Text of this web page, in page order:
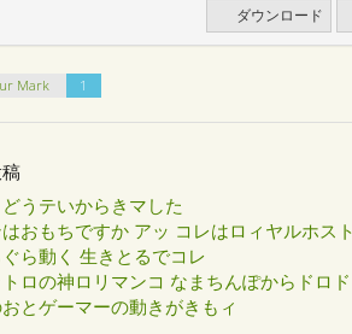
ダウンロード
Mark 1
うテいからきマした
おもちですか アッ コレはロィヤルホス
ら動く 生きとるでコレ
トロの神ロリマンコ なまちんぽからドロ
とゲーマーの動きがきもィ